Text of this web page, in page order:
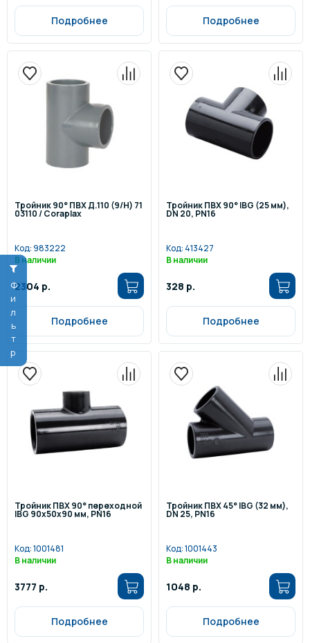
Фильтр
Подробнее Подробнее
Тройник 90° ПВХ Д.110 (9/H) 71
03110 / Coraplax
Код:983222
В наличии
2304 р.
Подробнее
Тройник ПВХ 90° IBG (25 мм),
DN 20, PN16
Код: 413427
В наличии
328 р.
Подробнее
Тройник ПВХ 90° переходной
IBG 90х50х90 мм, PN16
Код:1001481
В наличии
3777 р.
Подробнее
Тройник ПВХ 45° IBG (32 мм),
DN 25, PN16
Код:1001443
В наличии
1048 р.
Подробнее